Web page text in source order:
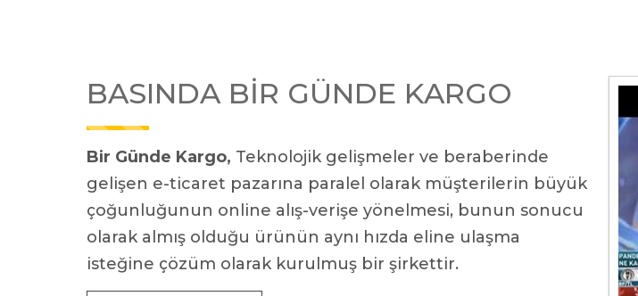
BASINDA BİR GÜNDE KARGO
Bir Günde Kargo, Teknolojik gelişmeler ve beraberinde
gelişen e-ticaret pazarına paralel olarak müşterilerin büyük
çoğunluğunun online alış-verişe yönelmesi, bunun sonucu
olarak almış olduğu ürünün aynı hızda eline ulaşma
isteğine çözüm olarak kurulmuş bir şirkettir.